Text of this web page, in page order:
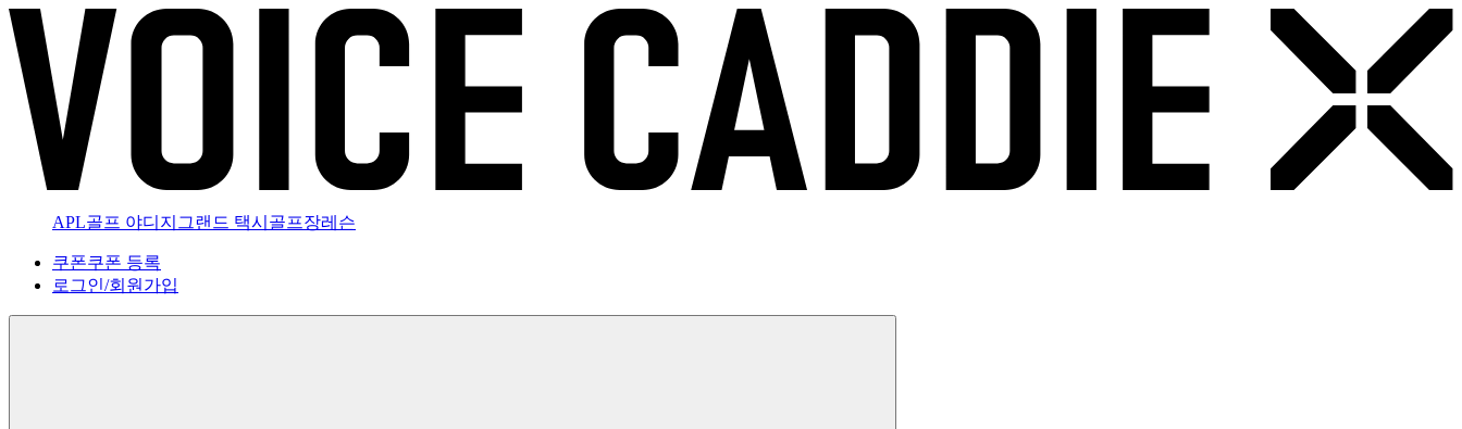
APL골프 야디지 그랜드 택시 골프장레슨
쿠폰쿠폰 등록
로그인/회원가입